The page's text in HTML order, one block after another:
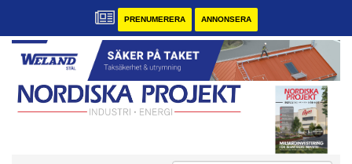
PRENUMERERA ANNONSERA